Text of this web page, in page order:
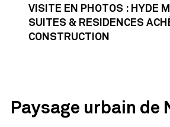
VISITE EN PHOTOS : HYDE
SUITES & RESIDENCES
CONSTRUCTION
Paysage urbain de